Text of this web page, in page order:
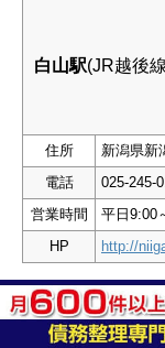
白山駅(JR越後
住所
新潟県新
電話
025-245-
営業時間
平日9:00
HP
http://
債務整理の初回
外の相談もお受